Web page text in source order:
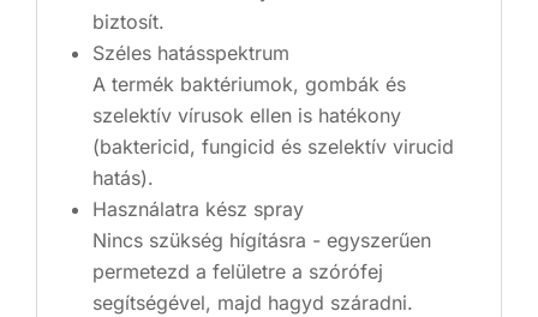
biztosít.
Széles hatásspektrum
A termék baktériumok, gombák és
szelektív vírusok ellen is hatékony
(baktericid, fungicid és szelektív virucid
hatás).
Használatra kész spray
Nincs szükség hígításra - egyszerűen
permetezd a felületre a szórófej
segítségével, majd hagyd száradni.